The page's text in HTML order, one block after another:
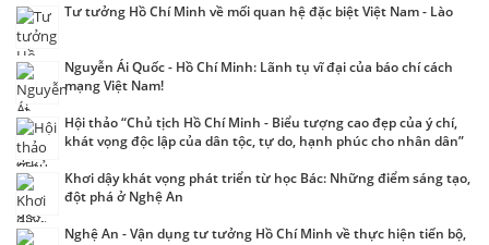
Tư tưởng Hồ Chí Minh về mối quan hệ đặc biệt Việt Nam - Lào
Nguyễn Ái Quốc - Hồ Chí Minh: Lãnh tụ vĩ đại của báo chí cách
mạng Việt Nam!
Hội thảo “Chủ tịch Hồ Chí Minh - Biểu tượng cao đẹp của ý chí,
khát vọng độc lập của dân tộc, tự do, hạnh phúc cho nhân dân”
Khơi dậy khát vọng phát triển từ học Bác: Những điểm sáng tạo,
đột phá ở Nghệ An
Nghệ An - Vận dụng tư tưởng Hồ Chí Minh về thực hiện tiến bộ,